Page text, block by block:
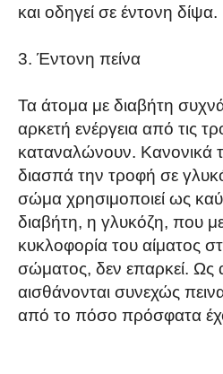
και οδηγεί σε έντονη δίψα.
3. Έντονη πείνα
Τα άτομα με διαβήτη
αρκετή ενέργεια από τις
καταναλώνουν. Κανονικά
διασπά την τροφή σε
σώμα χρησιμοποιεί ως
διαβήτη, η γλυκόζη, που
κυκλοφορία του αίματος
σώματος, δεν επαρκεί. Ως
αισθάνονται συνεχώς
από το πόσο πρόσφατα